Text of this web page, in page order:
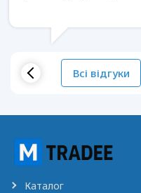
Всі відгуки
Каталог